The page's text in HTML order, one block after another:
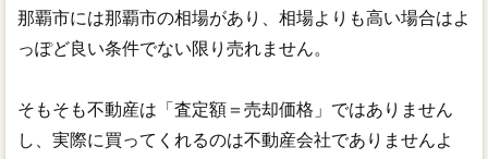
那覇市には那覇市の相場があり、相場よりも高い場合はよ
っぽど良い条件でない限り売れません。
そもそも不動産は「査定額＝売却価格」ではありません
し、実際に買ってくれるのは不動産会社でありませんよ